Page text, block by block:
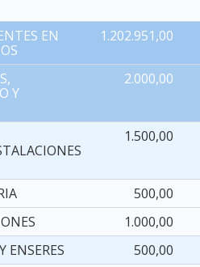
EN
1.202.951,00
Y
2.000,00
1.500,00
500,00
1.000,00
ENSERES
500,00